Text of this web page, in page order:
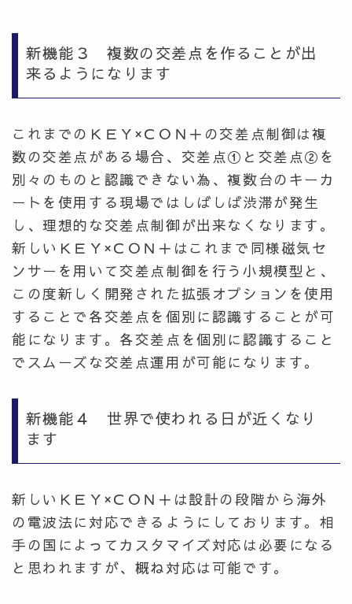
新機能３ 複数の交差点を作ることが出
来るようになります
これまでのＫＥＹ×ＣＯＮ＋の交差点制御は複
数の交差点がある場合、交差点①と交差点②を
別々のものと認識できない為、複数台のキーカ
ートを使用する現場ではしばしば渋滞が発生
し、理想的な交差点制御が出来なくなります。
新しいＫＥＹ×ＣＯＮ＋はこれまで同様磁気セ
ンサーを用いて交差点制御を行う小規模型と、
この度新しく開発された拡張オプションを使用
することで各交差点を個別に認識することが可
能になります。各交差点を個別に認識すること
でスムーズな交差点運用が可能になります。
新機能４ 世界で使われる日が近くなり
ます
新しいＫＥＹ×ＣＯＮ＋は設計の段階から海外
の電波法に対応できるようにしております。相
手の国によってカスタマイズ対応は必要になる
と思われますが、概ね対応は可能です。